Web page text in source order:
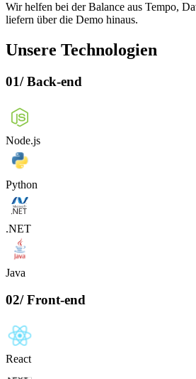
Wir helfen bei der Balance aus Tempo,
liefern über die Demo hinaus.
Unsere Technologien
01/ Back-end
Node.js
Python
.NET
Java
02/ Front-end
React